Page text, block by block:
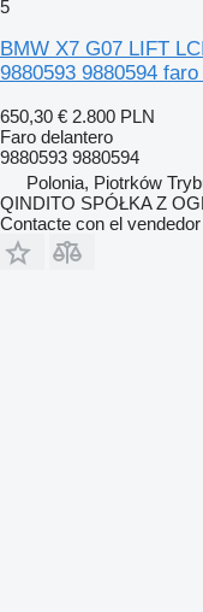
5
BMW X7 G07 LIFT
9880593 9880594
650,30 € 2.800 PLN
Faro delantero
9880593 9880594
Polonia, Piotrków
QINDITO SPÓŁKA Z
Contacte con el vendedor